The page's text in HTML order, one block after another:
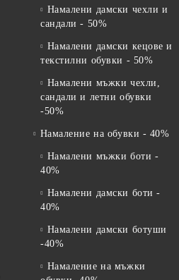
Намалени дамски чехли и
сандали - 50%
Намалени дамски кецове и
текстилни обувки - 50%
Намалени мъжки чехли,
сандали и летни обувки
-50%
Намаление на обувки - 40%
Намалени мъжки боти -
40%
Намалени дамски боти -
40%
Намалени дамски ботуши
-40%
Намаление на мъжки